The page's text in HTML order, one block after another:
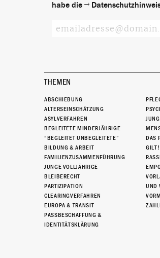
habe die
THEMEN
ABSCHIEBUNG
ALTERSEINSCHÄTZUNG
ASYLVERFAHREN
BEGLEITETE MINDERJÄHRIGE
“BEGLEITET UNBEGLEITETE”
BILDUNG & ARBEIT
FAMILIENZUSAMMENFÜHRUNG
JUNGE VOLLJÄHRIGE
BLEIBERECHT
PARTIZIPATION
CLEARINGVERFAHREN
EUROPA & TRANSIT
PASSBESCHAFFUNG &
IDENTITÄTSKLÄRUNG
DAS
GILT!
UND